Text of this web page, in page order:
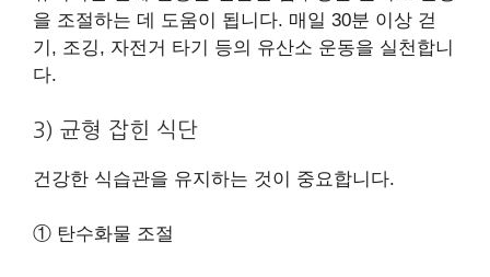
을 조절하는 데 도움이 됩니다. 매일 30분 이상 걷
기, 조깅, 자전거 타기 등의 유산소 운동을 실천합니
다.
3) 균형 잡힌 식단
건강한 식습관을 유지하는 것이 중요합니다.
① 탄수화물 조절